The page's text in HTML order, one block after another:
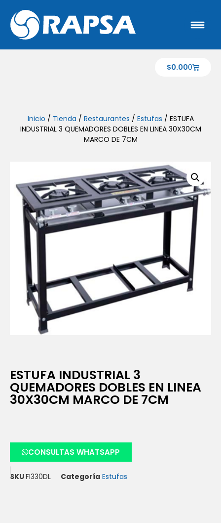
$0.000
Inicio / Tienda / Restaurantes / Estufas / ESTUFA
INDUSTRIAL 3 QUEMADORES DOBLES EN LINEA 30X30CM
MARCO DE 7CM
ESTUFA INDUSTRIAL 3
QUEMADORES DOBLES EN LINEA
30X30CM MARCO DE 7CM
CONSULTAS WHATSAPP
SKUFI330DL Categoría Estufas